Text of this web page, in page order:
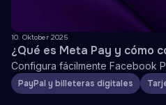
10. Oktober 2025
¿Qué es Meta Pay y cómo
Configura fácilmente Facebook
PayPal y billeteras digitales